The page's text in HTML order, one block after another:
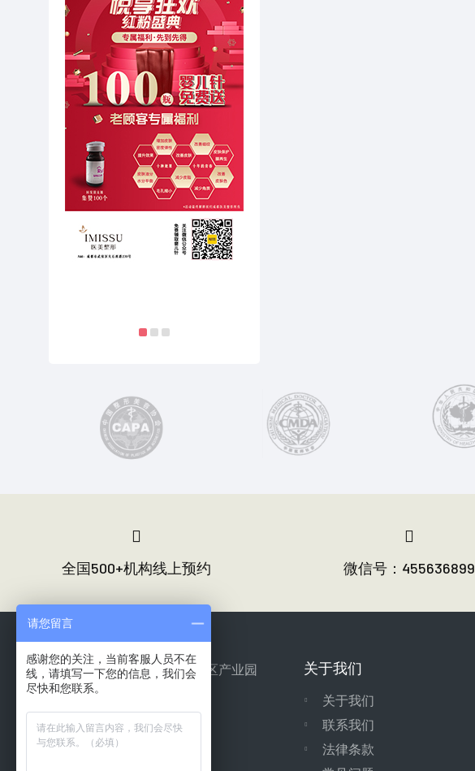
全国500+机构线上预约 微信号：455636899
中国·四川·成都·高新区产业园
+ 微信号：455636899
关于我们
关于我们
联系我们
法律条款
请您留言
感谢您的关注，当前客服人员不在
线，请填写一下您的信息，我们会
尽快和您联系。